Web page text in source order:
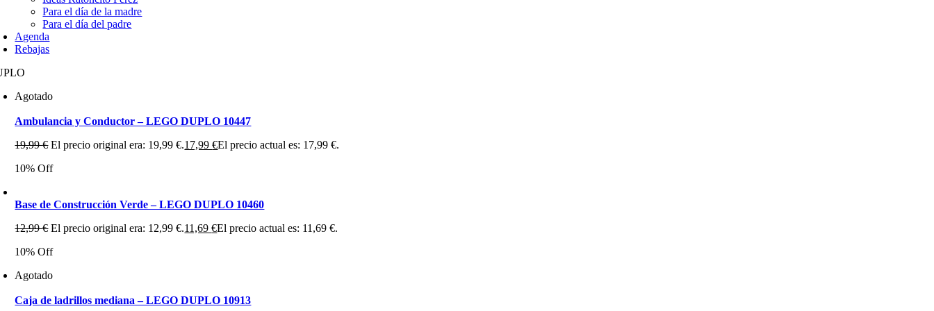
Para el día de la madre
Para el día del padre
Agenda
Rebajas
Agotado
Ambulancia y Conductor – LEGO DUPLO 10447
19,99€ El precio original era: 19,99 €.17,99€El precio actual es: 17,99 €.
10% Off
Base de Construcción Verde – LEGO DUPLO 10460
12,99€ El precio original era: 12,99 €.11,69€El precio actual es: 11,69 €.
10% Off
Agotado
Caja de ladrillos mediana – LEGO DUPLO 10913